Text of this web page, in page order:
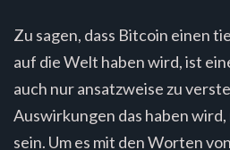
Zu sagen, dass Bitcoin einen
auf die Welt haben wird, ist
auch nur ansatzweise zu
Auswirkungen das haben wird,
sein. Um es mit den Worten